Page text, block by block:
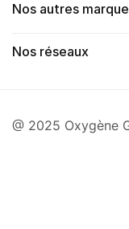
Nos autres
Nos réseaux
@ 2025 Oxygène